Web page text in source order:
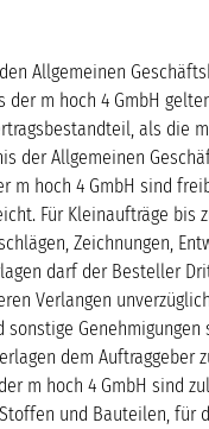
Allgemeinen
der m hoch 4 GmbH
als die
der Allgemeinen
m hoch 4 GmbH sind
Für Kleinaufträge
Zeichnungen,
darf der Besteller
Verlangen
sonstige
dem Auftraggeber
m hoch 4 GmbH sind
und Bauteilen, für